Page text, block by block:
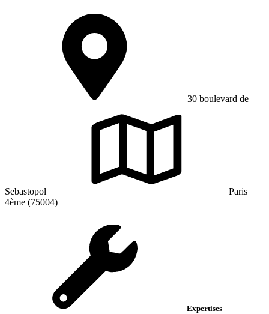
30 boulevard de
Sebastopol
Paris
4ème (75004)
Expertises